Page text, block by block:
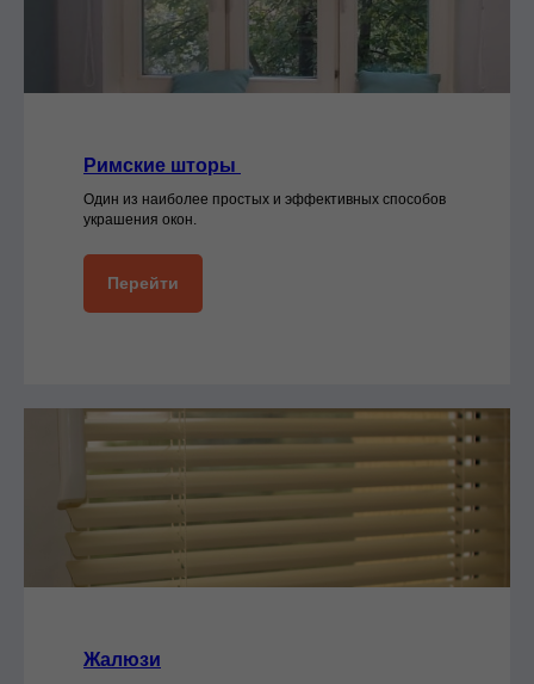
Римские шторы
Один из наиболее простых и эффективных способов
украшения окон.
Перейти
Жалюзи